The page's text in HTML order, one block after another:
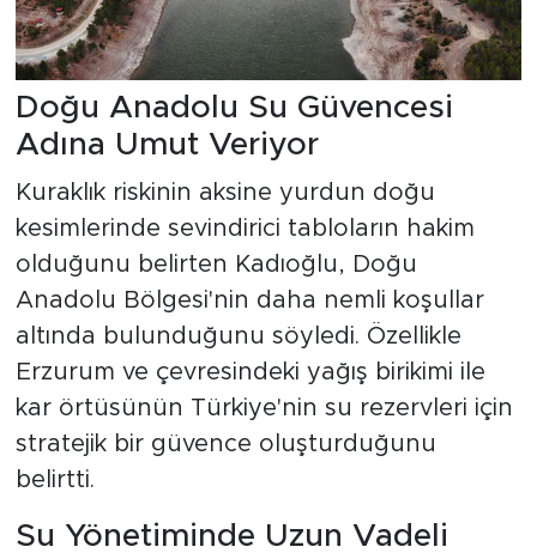
Doğu Anadolu Su Güvencesi
Adına Umut Veriyor
Kuraklık riskinin aksine yurdun doğu
kesimlerinde sevindirici tabloların hakim
olduğunu belirten Kadıoğlu, Doğu
Anadolu Bölgesi'nin daha nemli koşullar
altında bulunduğunu söyledi. Özellikle
Erzurum ve çevresindeki yağış birikimi ile
kar örtüsünün Türkiye'nin su rezervleri için
stratejik bir güvence oluşturduğunu
belirtti.
Su Yönetiminde Uzun Vadeli